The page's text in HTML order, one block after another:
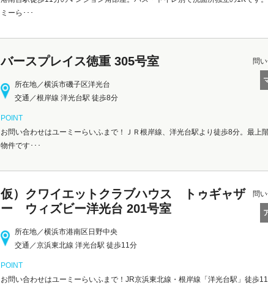
ミーら･･･
バースプレイス徳重 305号室
所在地／横浜市磯子区洋光台
交通／根岸線 洋光台駅 徒歩8分
問
POINT
お問い合わせはユーミーらいふまで！ＪＲ根岸線、洋光台駅より徒歩8分。最上
物件です･･･
仮）クワイエットクラブハウス トゥギャザ
ー ウィズビー洋光台 201号室
所在地／横浜市港南区日野中央
交通／京浜東北線 洋光台駅 徒歩11分
問
POINT
お問い合わせはユーミーらいふまで！JR京浜東北線・根岸線「洋光台駅」徒歩